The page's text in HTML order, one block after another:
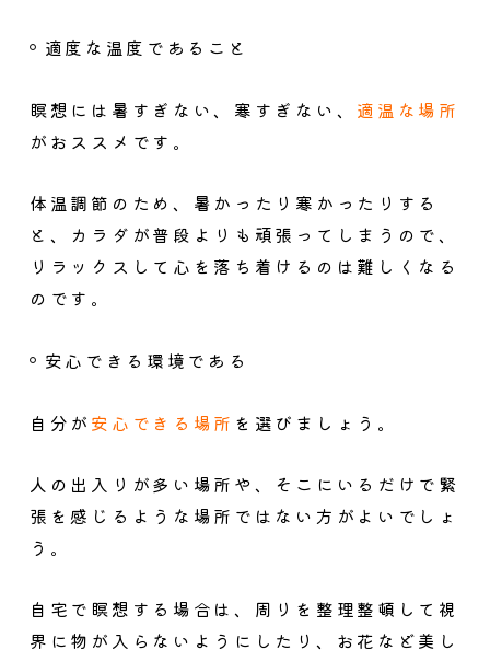
適度な温度であること
瞑想には暑すぎない、寒すぎない、 適温な場所
がおススメです。
体温調節のため、暑かったり寒かったりする
と、カラダが普段よりも頑張ってしまうので、
リラックスして心を落ち着けるのは難しくなる
のです。
安心できる環境である
自分が 安心できる場所 を選びましょう。
人の出入りが多い場所や、そこにいるだけで緊
張を感じるような場所ではない方がよいでしょ
う。
自宅で瞑想する場合は、周りを整理整頓して視
界に物が入らないようにしたり、お花など美し